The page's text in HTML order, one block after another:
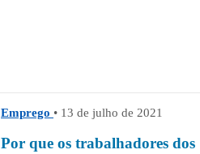
Emprego • 13 de julho de 2021
Por que os trabalhadores dos